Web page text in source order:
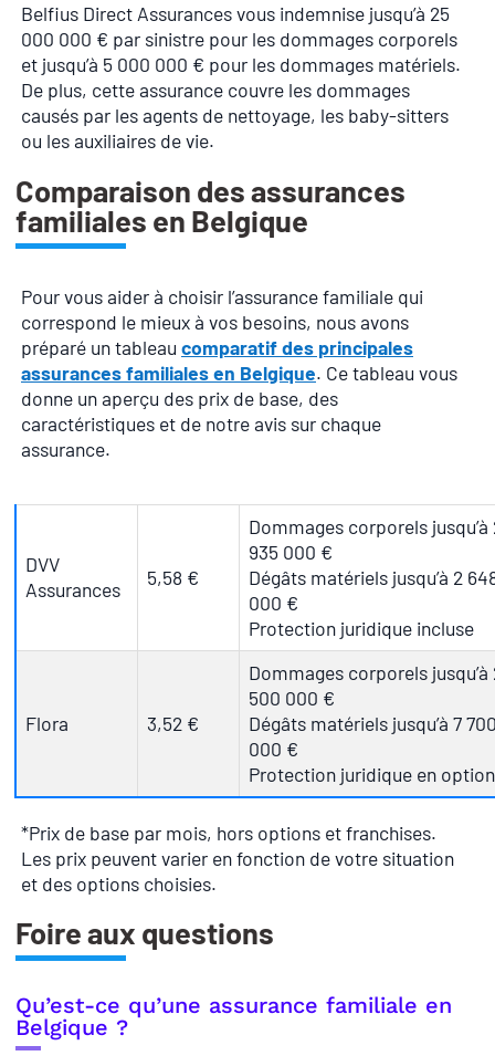
Belfius Direct Assurances vous indemnise jusqu’à 25
000 000 € par sinistre pour les dommages corporels
et jusqu’à 5 000 000 € pour les dommages matériels.
De plus, cette assurance couvre les dommages
causés par les agents de nettoyage, les baby-sitters
ou les auxiliaires de vie.
Comparaison des assurances
familiales en Belgique
Pour vous aider à choisir l’assurance familiale qui
correspond le mieux à vos besoins, nous avons
préparé un tableau comparatif des principales
assurances familiales en Belgique. Ce tableau vous
donne un aperçu des prix de base, des
caractéristiques et de notre avis sur chaque
assurance.
DVV
Assurances
5,58 €
Dommages corporels jusqu’à
935 000 €
Dégâts matériels jusqu’à 2
000 €
Protection juridique incluse
Flora 3,52 €
Dommages corporels jusqu’à
500 000 €
Dégâts matériels jusqu’à 7
000 €
Protection juridique en option
*Prix de base par mois, hors options et franchises.
Les prix peuvent varier en fonction de votre situation
et des options choisies.
Foire aux questions
Qu’est-ce qu’une assurance familiale en
Belgique ?